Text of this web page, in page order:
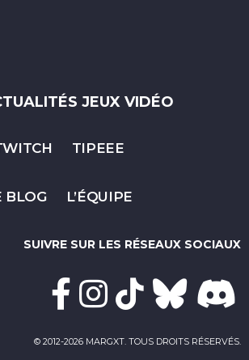
JEUX VIDÉO
TIPEEE
BLOG L’ÉQUIPE
SUIVRE SUR LES RÉSEAUX SOCIAUX
© 2012-2026 MARGXT. TOUS DROITS RÉSERVÉS.